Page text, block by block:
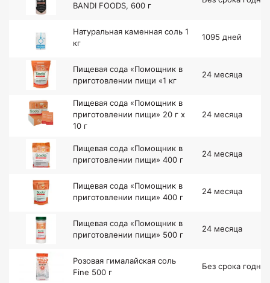
BANDI FOODS, 600 г
Натуральная каменная соль 1
кг
1095 дней
Пищевая сода «Помощник в
приготовлении пищи «1 кг
24 месяца
Пищевая сода «Помощник в
приготовлении пищи» 20 г x
10 г
24 месяца
Пищевая сода «Помощник в
приготовлении пищи» 400 г
24 месяца
Пищевая сода «Помощник в
приготовлении пищи» 400 г
24 месяца
Пищевая сода «Помощник в
приготовлении пищи» 500 г
24 месяца
Розовая гималайская соль
Fine 500 г
Без срока годн.